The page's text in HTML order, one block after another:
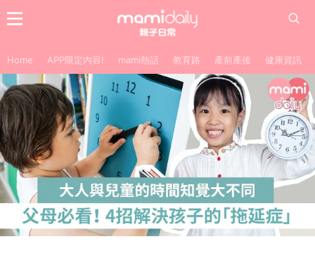
Home APP限定內容! mami熱話 教育路 產前產後 健康資訊